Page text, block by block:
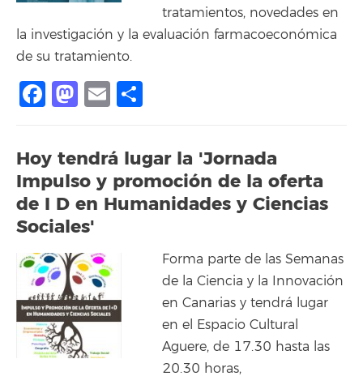
tratamientos, novedades en
la investigación y la evaluación farmacoeconómica
de su tratamiento.
Facebook
Mastodon
Email
Hoy tendrá lugar la 'Jornada
Impulso y promoción de la oferta
de I D en Humanidades y Ciencias
Sociales'
Forma parte de las Semanas
de la Ciencia y la Innovación
en Canarias y tendrá lugar
en el Espacio Cultural
Aguere, de 17.30 hasta las
20.30 horas,